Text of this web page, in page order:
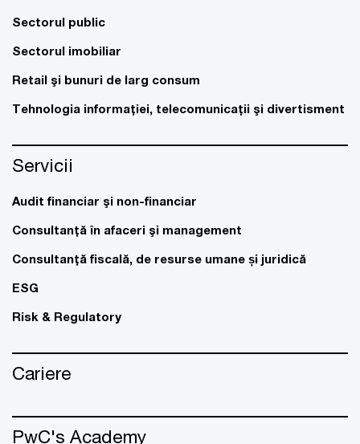
Sectorul public
Sectorul imobiliar
Retail şi bunuri de larg consum
Tehnologia informaţiei, telecomunicaţii şi divertisment
Servicii
Audit financiar şi non-financiar
Consultanţă în afaceri şi management
Consultanţă fiscală, de resurse umane și juridică
ESG
Risk & Regulatory
Cariere
PwC's Academy